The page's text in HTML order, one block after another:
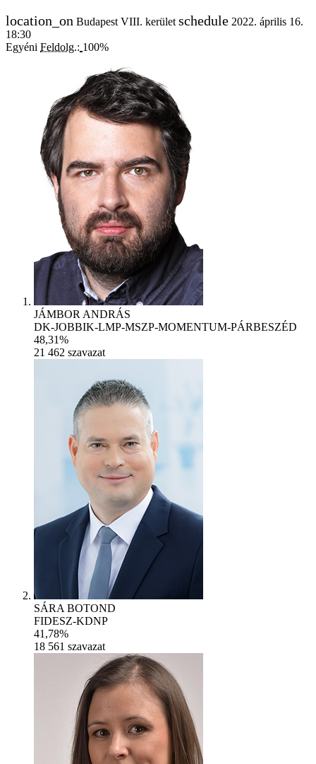
Budapest VIII. kerület
2022. április 16.
18:30
Egyéni Feldolg.: 100%
JÁMBOR ANDRÁS
DK-JOBBIK-LMP-MSZP-MOMENTUM-PÁRBESZÉD
48,31%
21 462 szavazat
SÁRA BOTOND
FIDESZ-KDNP
41,78%
18 561 szavazat